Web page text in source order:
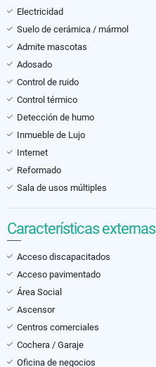
Electricidad
Suelo de cerámica / mármol
Admite mascotas
Adosado
Control de ruido
Control térmico
Detección de humo
Inmueble de Lujo
Internet
Reformado
Sala de usos múltiples
Características externas
Acceso discapacitados
Acceso pavimentado
Área Social
Ascensor
Centros comerciales
Cochera / Garaje
Oficina de negocios